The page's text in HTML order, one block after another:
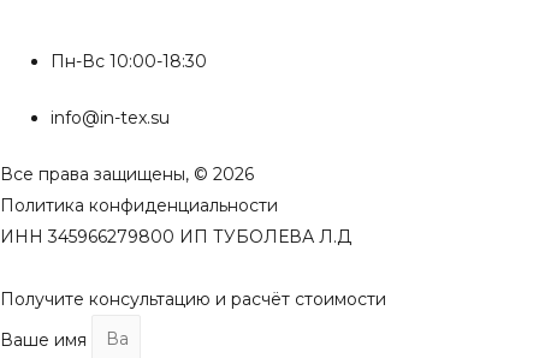
Пн-Вс 10:00-18:30
info@in-tex.su
Все права защищены, © 2026
Политика конфиденциальности
ИНН 345966279800 ИП ТУБОЛЕВА Л.Д
Получите консультацию и расчёт стоимости
Ваше имя